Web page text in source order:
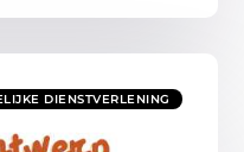
DIENSTVERLENING